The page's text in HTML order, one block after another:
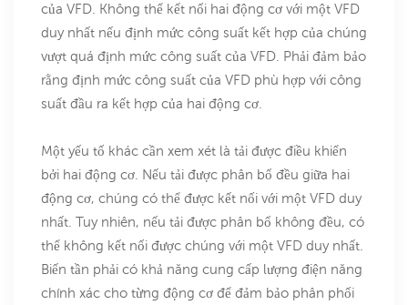
của VFD. Không thể kết nối hai động cơ với một VFD
duy nhất nếu định mức công suất kết hợp của chúng
vượt quá định mức công suất của VFD. Phải đảm bảo
rằng định mức công suất của VFD phù hợp với công
suất đầu ra kết hợp của hai động cơ.
Một yếu tố khác cần xem xét là tải được điều khiển
bởi hai động cơ. Nếu tải được phân bổ đều giữa hai
động cơ, chúng có thể được kết nối với một VFD duy
nhất. Tuy nhiên, nếu tải được phân bổ không đều, có
thể không kết nối được chúng với một VFD duy nhất.
Biến tần phải có khả năng cung cấp lượng điện năng
chính xác cho từng động cơ để đảm bảo phân phối